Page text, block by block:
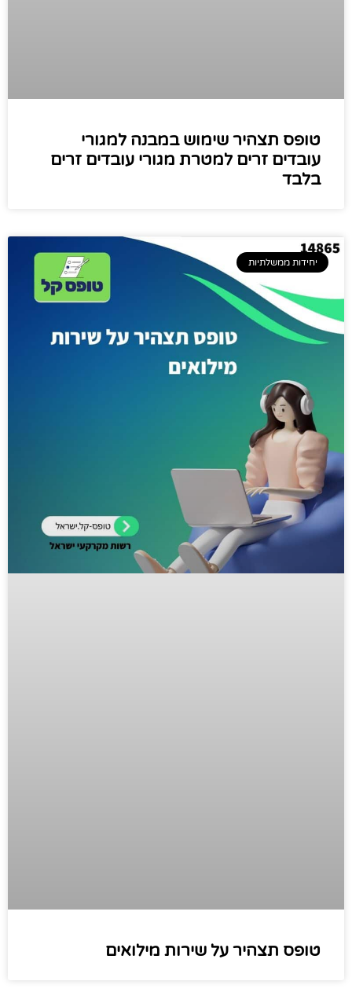
טופס תצהיר שימוש במבנה למגורי
עובדים זרים למטרת מגורי עובדים זרים
בלבד
יחידות ממשלתיות
טופס תצהיר על שירות מילואים